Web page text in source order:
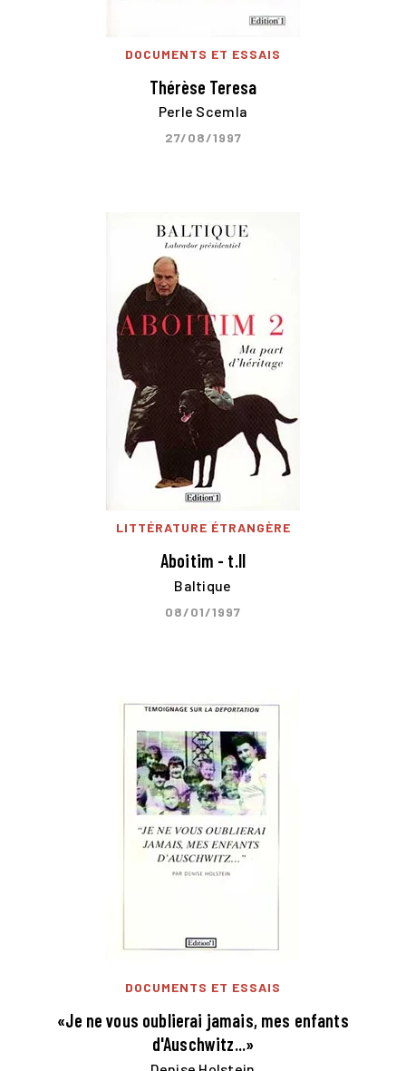
DOCUMENTS ET ESSAIS
Thérèse Teresa
Perle Scemla
27/08/1997
LITTÉRATURE ÉTRANGÈRE
Aboitim - t.II
Baltique
08/01/1997
DOCUMENTS ET ESSAIS
«Je ne vous oublierai jamais, mes enfants
d'Auschwitz...»